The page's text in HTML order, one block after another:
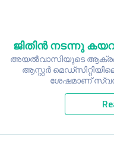
ജിതിൻ നടന്നു
അയൽവാസിയുടെ
ആസ്റ്റർ
ശേഷമാണ്